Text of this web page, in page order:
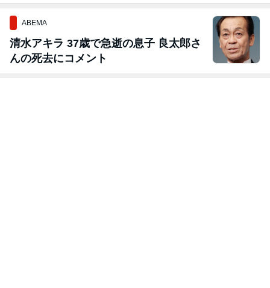
ABEMA
清水アキラ 37歳で急逝の息子 良太郎さ
んの死去にコメント